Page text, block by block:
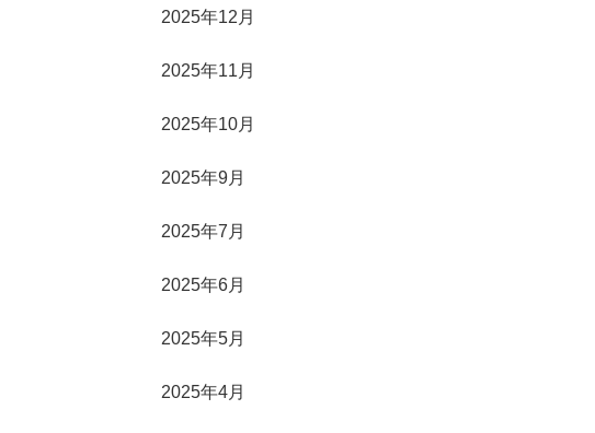
2025年12月
2025年11月
2025年10月
2025年9月
2025年7月
2025年6月
2025年5月
2025年4月